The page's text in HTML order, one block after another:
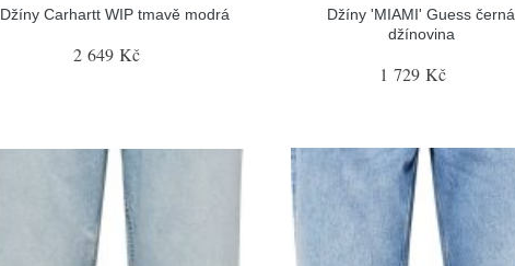
Džíny Carhartt WIP tmavě modrá
2 649 Kč
Džíny 'MIAMI' Guess černá
džínovina
1 729 Kč